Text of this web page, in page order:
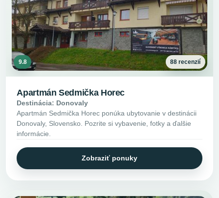
9.8 88 recenzií
Apartmán Sedmička Horec
Destinácia: Donovaly
Apartmán Sedmička Horec ponúka ubytovanie v destinácii
Donovaly, Slovensko. Pozrite si vybavenie, fotky a ďalšie
informácie.
Zobraziť ponuky